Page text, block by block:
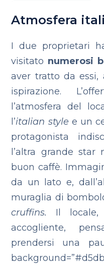
Atmosfera
I due proprietari
visitato numerosi
aver tratto da
ispirazione.
l’atmosfera del
l’italian style e un
protagonista
l’altra grande star
buon caffè.
da un lato e,
muraglia di
cruffins. Il
accogliente,
prendersi una